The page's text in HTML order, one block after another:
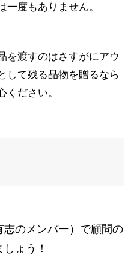
一度もありません。
を渡すのはさすがにアウ
して残る品物を贈るなら
ください。
のメンバー）で顧問の
ょう！